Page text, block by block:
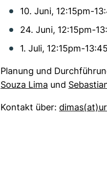
10. Juni, 12:15pm-
24. Juni, 12:15pm-
1. Juli, 12:15pm-
Planung und
Souza Lima und
Kontakt über: